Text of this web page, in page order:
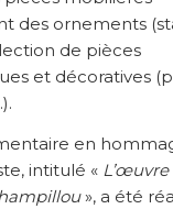
des ornements
de pièces
et décoratives
en
intitulé «
», a été